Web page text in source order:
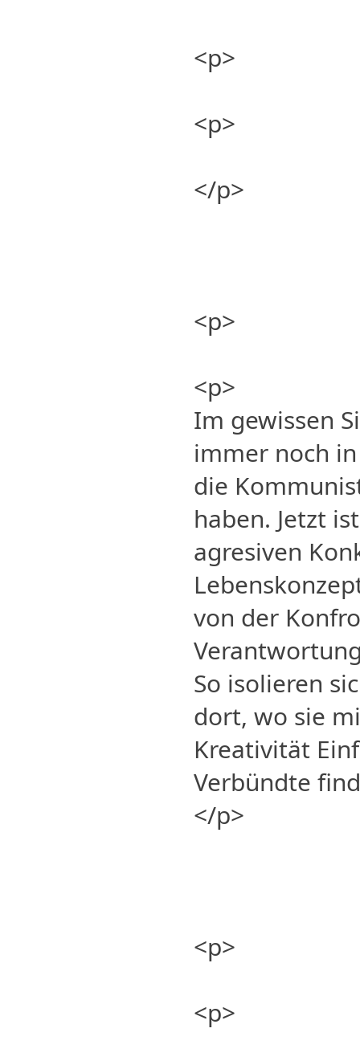
<p>
<p>
</p>
<p>
<p>
Im gewissen
immer noch
die
haben. Jetzt
agresiven
von der
So isolieren
dort, wo sie
Kreativität
Verbündte
</p>
<p>
<p>